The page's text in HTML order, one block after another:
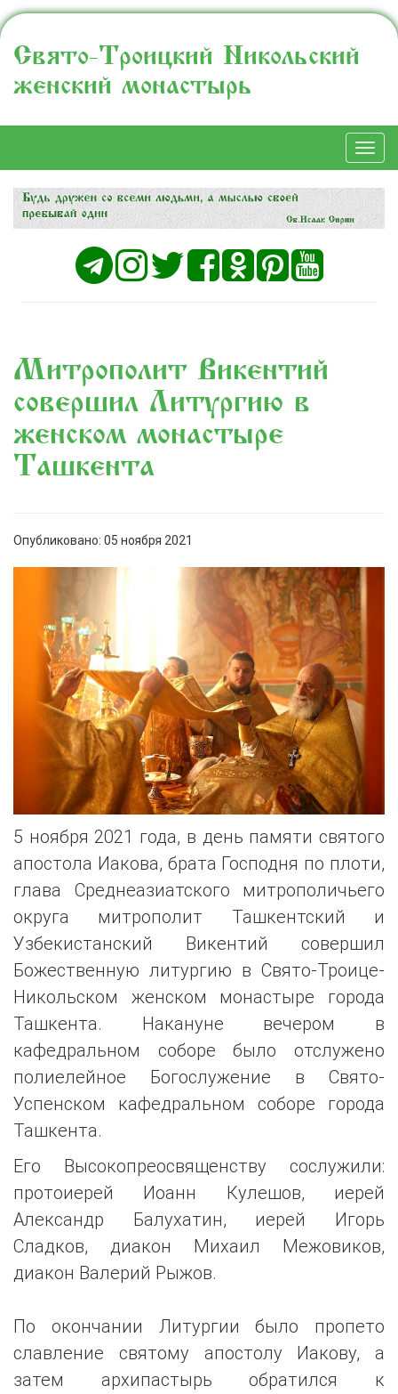
Свято-Троицкий Никольский
женский монастырь
Митрополит Викентий
совершил Литургию в
женском монастыре
Ташкента
Опубликовано: 05 ноября 2021
5 ноября 2021 года, в день памяти святого
апостола Иакова, брата Господня по плоти,
глава Среднеазиатского митрополичьего
округа митрополит Ташкентский и
Узбекистанский Викентий совершил
Божественную литургию в Свято-Троице-
Никольском женском монастыре города
Ташкента. Накануне вечером в
кафедральном соборе было отслужено
полиелейное Богослужение в Свято-
Успенском кафедральном соборе города
Ташкента.
Его Высокопреосвященству сослужили:
протоиерей Иоанн Кулешов, иерей
Александр Балухатин, иерей Игорь
Сладков, диакон Михаил Межовиков,
диакон Валерий Рыжов.
По окончании Литургии было пропето
славление святому апостолу Иакову, а
затем архипастырь обратился к